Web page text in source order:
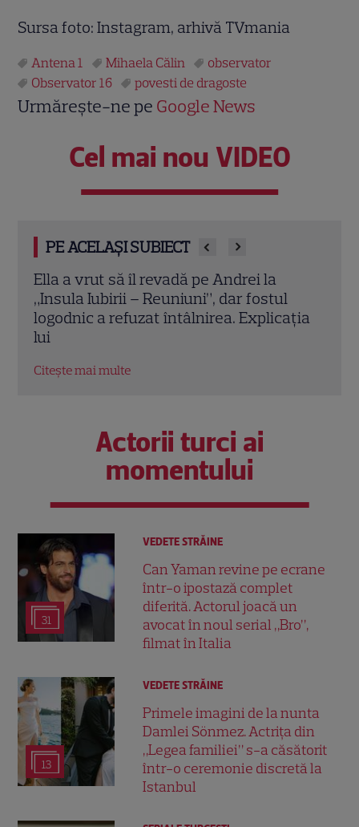
Sursa foto: Instagram, arhivă TVmania
Antena 1 Mihaela Călin
observator
Observator 16
povesti de dragoste
Urmărește-ne pe Google News
Cel mai nou VIDEO
PE ACELAȘI SUBIECT
Ella a vrut să îl revadă pe Andrei la
„Insula Iubirii – Reuniuni”, dar fostul
logodnic a refuzat întâlnirea. Explicația
lui
Citește mai multe
Actorii turci ai
momentului
31
VEDETE STRĂINE
Can Yaman revine pe ecrane
într-o ipostază complet
diferită. Actorul joacă un
avocat în noul serial „Bro”,
filmat în Italia
13
VEDETE STRĂINE
Primele imagini de la nunta
Damlei Sönmez. Actrița din
„Legea familiei” s-a căsătorit
într-o ceremonie discretă la
Istanbul